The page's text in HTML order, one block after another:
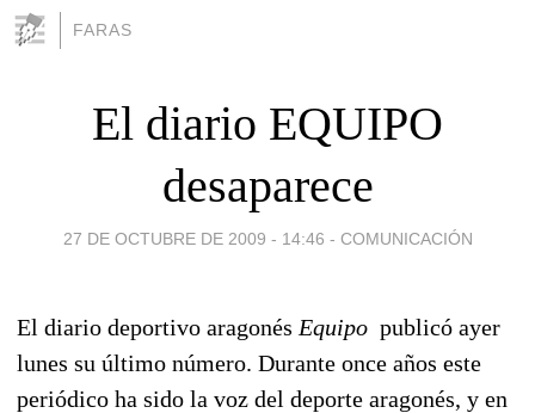
FARAS
El diario EQUIPO
desaparece
27 DE OCTUBRE DE 2009 - 14:46 - COMUNICACIÓN
El diario deportivo aragonés Equipo publicó ayer
lunes su último número. Durante once años este
periódico ha sido la voz del deporte aragonés, y en